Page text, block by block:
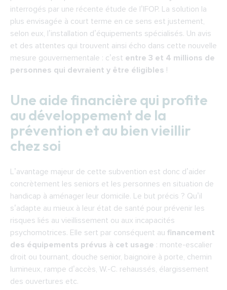
interrogés par une récente étude de l’IFOP. La solution la
plus envisagée à court terme en ce sens est justement,
selon eux, l’installation d’équipements spécialisés. Un avis
et des attentes qui trouvent ainsi écho dans cette nouvelle
mesure gouvernementale : c’est entre 3 et 4 millions de
personnes qui devraient y être éligibles !
Une aide financière qui profite
au développement de la
prévention et au bien vieillir
chez soi
L’avantage majeur de cette subvention est donc d’aider
concrètement les seniors et les personnes en situation de
handicap à aménager leur domicile. Le but précis ? Qu’il
s’adapte au mieux à leur état de santé pour prévenir les
risques liés au vieillissement ou aux incapacités
psychomotrices. Elle sert par conséquent au financement
des équipements prévus à cet usage : monte-escalier
droit ou tournant, douche senior, baignoire à porte, chemin
lumineux, rampe d’accès, W.-C. rehaussés, élargissement
des ouvertures etc.